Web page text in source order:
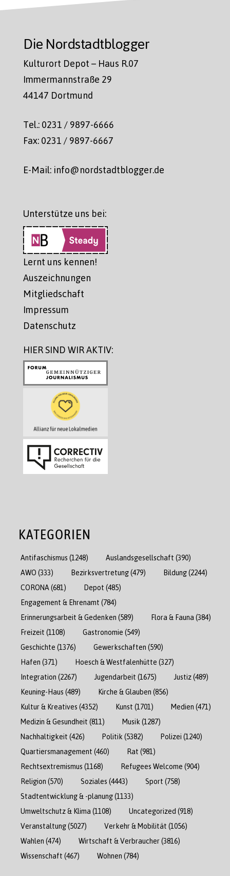
Die Nordstadtblogger
Kulturort Depot – Haus R.07
Immermannstraße 29
44147 Dortmund
Tel.: 0231 / 9897-6666
Fax: 0231 / 9897-6667
E-Mail: info@nordstadtblogger.de
Unterstütze uns bei:
Lernt uns kennen!
Auszeichnungen
Mitgliedschaft
Impressum
Datenschutz
HIER SIND WIR AKTIV:
KATEGORIEN
Antifaschismus (1248) Auslandsgesellschaft (390)
AWO (333) Bezirksvertretung(479) Bildung(2244)
CORONA (681) Depot (485)
Engagement & Ehrenamt (784)
Erinnerungsarbeit & Gedenken (589) Flora & Fauna (384)
Freizeit (1108) Gastronomie (549)
Geschichte (1376) Gewerkschaften (590)
Hafen (371) Hoesch & Westfalenhütte (327)
Integration (2267) Jugendarbeit (1675) Justiz(489)
Keuning-Haus (489) Kirche & Glauben (856)
Kultur & Kreatives (4352) Kunst (1701) Medien (471)
Medizin & Gesundheit (811) Musik (1287)
Nachhaltigkeit (426) Politik (5382) Polizei (1240)
Quartiersmanagement (460) Rat (981)
Rechtsextremismus (1168) Refugees Welcome (904)
Religion (570) Soziales (4443) Sport (758)
Stadtentwicklung & -planung(1133)
Umweltschutz & Klima (1108) Uncategorized (918)
Veranstaltung(5027) Verkehr & Mobilität (1056)
Wahlen (474) Wirtschaft & Verbraucher(3816)
Wissenschaft (467) Wohnen (784)